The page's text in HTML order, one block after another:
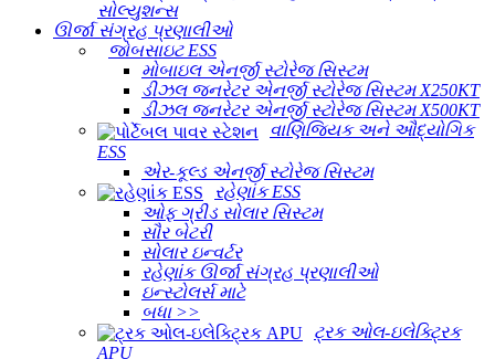
સોલ્યુશન્સ
ઊર્જા સંગ્રહ પ્રણાલીઓ
જોબસાઇટ ESS
મોબાઇલ એનર્જી સ્ટોરેજ સિસ્ટમ
ડીઝલ જનરેટર એનર્જી સ્ટોરેજ સિસ્ટમ X250KT
ડીઝલ જનરેટર એનર્જી સ્ટોરેજ સિસ્ટમ X500KT
વાણિજ્યિક અને ઔદ્યોગિક
ESS
એર-કૂલ્ડ એનર્જી સ્ટોરેજ સિસ્ટમ
રહેણાંક ESS
ઓફ ગ્રીડ સોલાર સિસ્ટમ
સૌર બેટરી
સોલાર ઇન્વર્ટર
રહેણાંક ઊર્જા સંગ્રહ પ્રણાલીઓ
ઇન્સ્ટોલર્સ માટે
બધા >>
ટ્રક ઓલ-ઇલેક્ટ્રિક
APU